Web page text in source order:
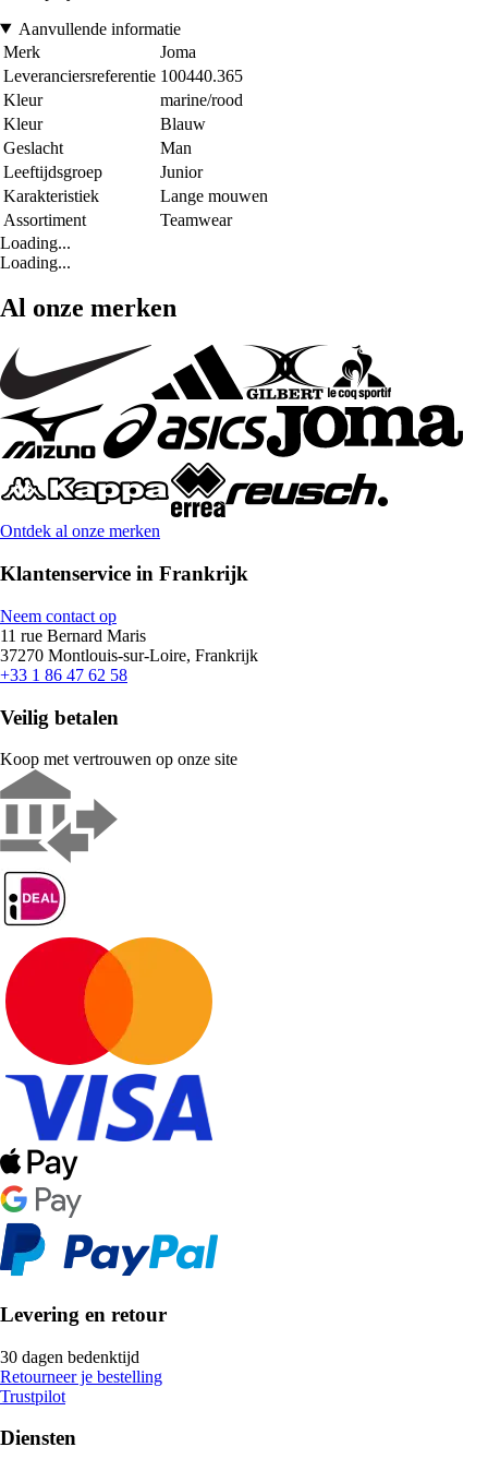
Aanvullende informatie
Merk
Joma
Leveranciersreferentie 100440.365
Kleur
marine/rood
Kleur
Blauw
Geslacht
Man
Leeftijdsgroep
Junior
Karakteristiek
Lange mouwen
Assortiment
Teamwear
Loading...
Loading...
Al onze merken
Ontdek al onze merken
Klantenservice in Frankrijk
Neem contact op
11 rue Bernard Maris
37270 Montlouis-sur-Loire, Frankrijk
+33 1 86 47 62 58
Veilig betalen
Koop met vertrouwen op onze site
Levering en retour
30 dagen bedenktijd
Retourneer je bestelling
Trustpilot
Diensten